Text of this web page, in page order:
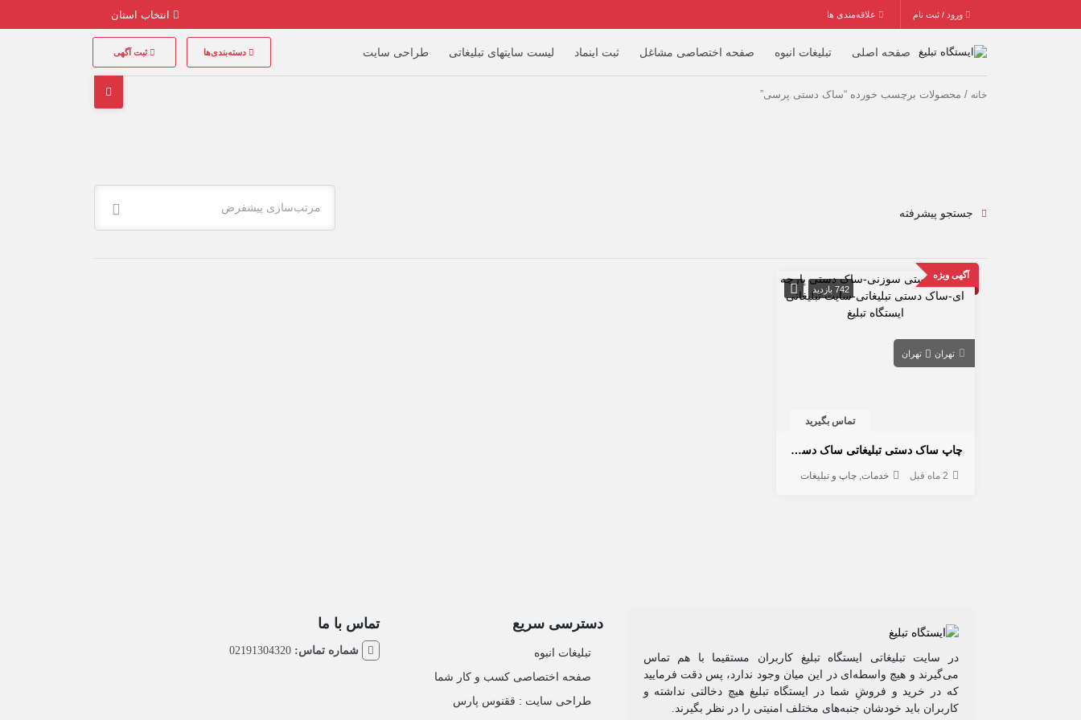
ورود / ثبت نام علاقه‌مندی ها
صفحه اصلی تبلیغات انبوه صفحه اختصاصی مشاغل ثبت اینماد لیست سایتهای تبلیغاتی طراحی سایت دسته‌بندی‌ها ثبت آگهی
خانه / محصولات برچسب خورده “ساک دستی پرسی”
مرتب‌سازی پیشفرض جستجو پیشرفته
آگهی ویژه
742 بازدید
تهران تهران
تماس بگیرید
چاپ ساک دستی تبلیغاتی ساک دستی پارچه ای
2 ماه قبل خدمات چاپ و تبلیغات
در سایت تبلیغاتی ایستگاه تبلیغ کاربران مستقیما با هم تماس
می‌گیرند و هیچ واسطه‌ای در این میان وجود ندارد، پس دقت فرمایید
که در خرید و فروشِ شما در ایستگاه تبلیغ هیچ دخالتی نداشته و
کاربران باید خودشان جنبه‌های مختلف امنیتی را در نظر بگیرند.
دسترسی سریع
تبلیغات انبوه
صفحه اختصاصی کسب و کار شما
طراحی سایت :‌ ققنوس پارس
تماس با ما
شماره تماس: 02191304320